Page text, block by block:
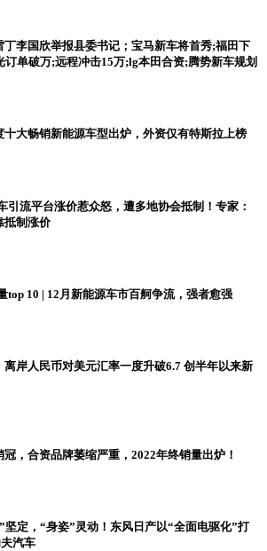
丁李国欣举报县委书记；宝马新车将首秀;福田下
订单破万;远程冲击15万;lg本田合资;腾势新车规划
十大畅销新能源车型出炉，外资仅有特斯拉上榜
引流平台涨价惹众怒，遭多地协会抵制！专家：
抵制涨价
top 10 | 12月新能源车市百舸争流，强者愈强
岸人民币对美元汇率一度升破6.7 创半年以来新
冠，合资品牌萎缩严重，2022年终销量出炉！
坚定，“身姿”灵动！东风日产以“全面电驱化”打
汽车